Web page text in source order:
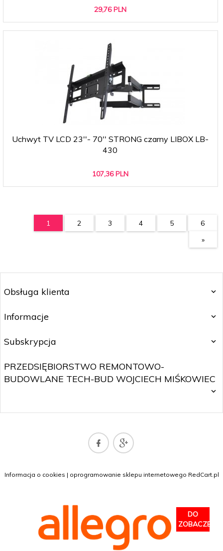
29,76 PLN
Uchwyt TV LCD 23''- 70'' STRONG czarny LIBOX LB-
430
107,36 PLN
1 2 3 4 5
6
»
Obsługa klienta
Informacje
Subskrypcja
PRZEDSIĘBIORSTWO REMONTOWO-
BUDOWLANE TECH-BUD WOJCIECH MIŚKOWIEC
Informacja o cookies | oprogramowanie sklepu internetowego RedCart.pl
DO
ZOBACZENIA